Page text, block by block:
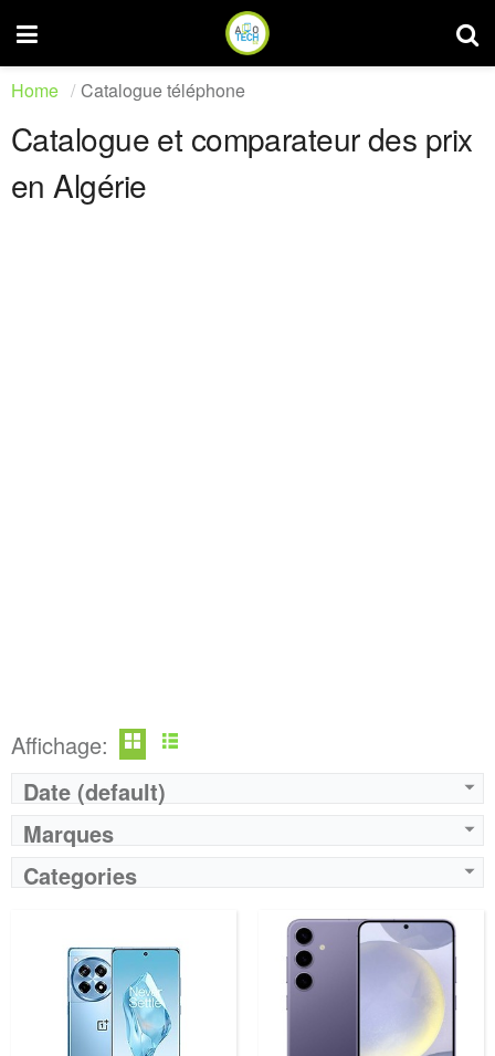
Home Catalogue téléphone
Catalogue et comparateur des prix
en Algérie
Affichage:
Date (default)
Marques
Categories